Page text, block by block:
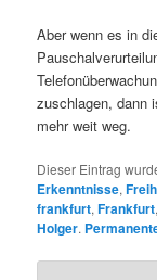
Aber wenn es in
zuschlagen, dann
mehr weit weg.
Dieser Eintrag
Erkenntnisse,
frankfurt,Frankfurt
Holger.